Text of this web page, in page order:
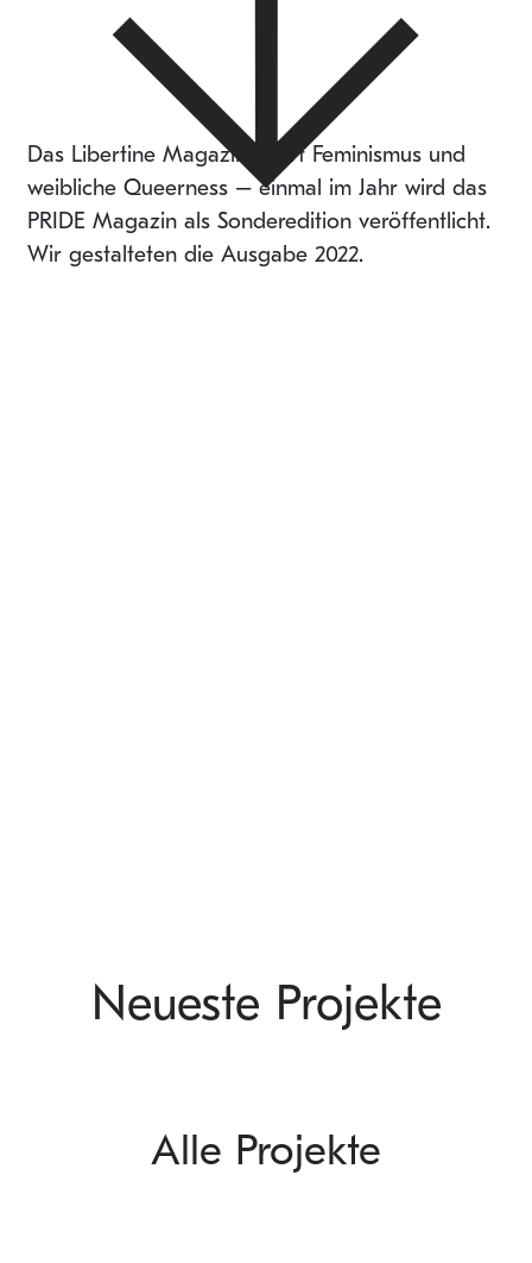
Das Libertine Magazin feiert Feminismus und
weibliche Queerness – einmal im Jahr wird das
PRIDE Magazin als Sonderedition veröffentlicht.
Wir gestalteten die Ausgabe 2022.
Neueste Projekte
Alle Projekte